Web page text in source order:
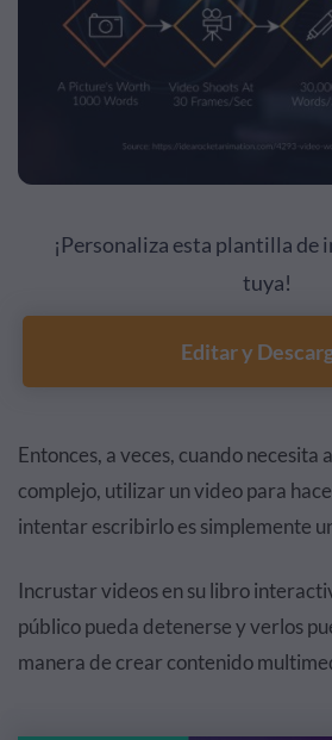
¡Personaliza esta plantilla de
tuya!
Editar y
Entonces, a veces, cuando necesita
complejo, utilizar un video para
intentar escribirlo es simplemente
Incrustar videos en su libro
público pueda detenerse y verlos
manera de crear contenido